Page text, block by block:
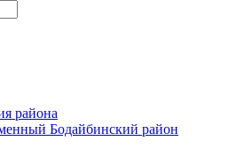
района
Бодайбинский район